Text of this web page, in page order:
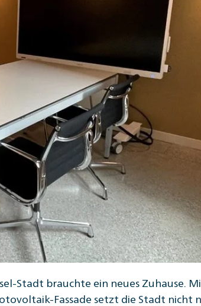
Stadt brauchte ein neues Zuhause.
Fassade setzt die Stadt nicht